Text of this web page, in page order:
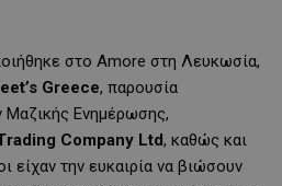
στο Amore στη Λευκωσία,
’s Greece, παρουσία
Ενημέρωσης,
Company Ltd, καθώς και
είχαν την ευκαιρία να βιώσουν